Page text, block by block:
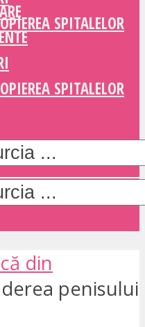
SPITALELOR
SPITALELOR
din
penisului